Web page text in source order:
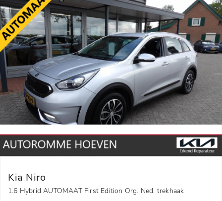
Kia Niro
1.6 Hybrid AUTOMAAT First Edition Org. Ned. trekhaak